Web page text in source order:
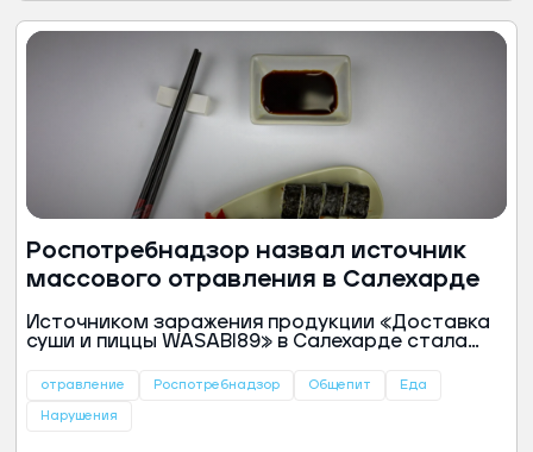
Роспотребнадзор назвал источник
массового отравления в Салехарде
Источником заражения продукции «Доставка
суши и пиццы WASABI89» в Салехарде стала
сальмонеллы. Об этом сообщил «Север-
управления Роспотребнадзора по ЯНАО
отравление Роспотребнадзор Общепит Еда
Нарушения